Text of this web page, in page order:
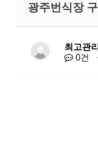
광주번식장
최고관
0건